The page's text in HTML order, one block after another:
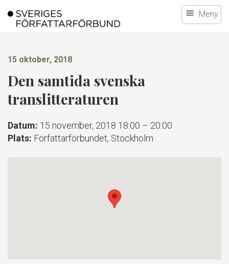
till
Meny
15 oktober, 2018
Den samtida svenska
translitteraturen
Datum: 15 november, 2018 18:00 – 20:00
Plats: Författarförbundet, Stockholm